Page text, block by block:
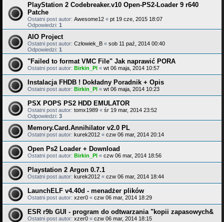
PlayStation 2 Codebreaker.v10 Open-PS2-Loader 9 r640
Patche
Ostatni post autor: Awesome12 « pt 19 cze, 2015 18:07
Odpowiedzi: 1
AIO Project
Ostatni post autor: Człowiek_B « sob 11 paź, 2014 00:40
Odpowiedzi: 1
"Failed to format VMC File" Jak naprawić PORA
Ostatni post autor: Birkin_Pl « wt 06 maja, 2014 10:57
Instalacja FHDB ! Dokładny Poradnik + Opis
Ostatni post autor: Birkin_Pl « wt 06 maja, 2014 10:23
PSX POPS PS2 HDD EMULATOR
Ostatni post autor: tomx1989 « śr 19 mar, 2014 23:52
Odpowiedzi: 3
Memory.Card.Annihilator v2.0 PL
Ostatni post autor: kurek2012 « czw 06 mar, 2014 20:14
Open Ps2 Loader + Download
Ostatni post autor: Birkin_Pl « czw 06 mar, 2014 18:56
Playstation 2 Argon 0.7.1
Ostatni post autor: kurek2012 « czw 06 mar, 2014 18:44
LaunchELF v4.40d - menadżer plików
Ostatni post autor: xzer0 « czw 06 mar, 2014 18:29
ESR r9b GUI - program do odtwarzania "kopii zapasowych&
Ostatni post autor: xzer0 « czw 06 mar, 2014 18:15